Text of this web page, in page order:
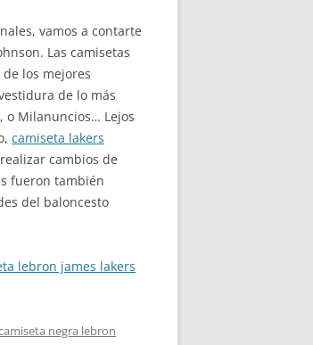
vamos a contarte
Las camisetas
los mejores
de lo más
o Milanuncios… Lejos
camiseta lakers
cambios de
fueron también
del baloncesto
lebron james lakers
negra lebron